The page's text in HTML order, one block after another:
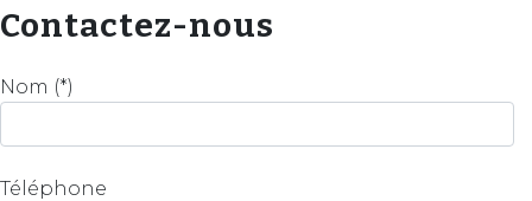
Contactez-nous
Nom (*)
Téléphone